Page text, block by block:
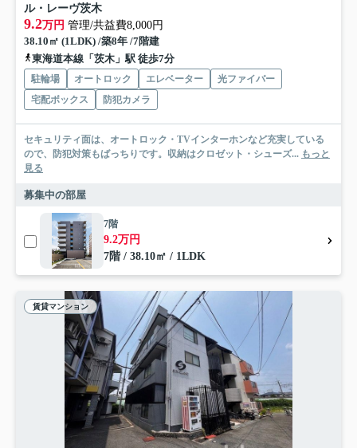
ル・レーヴ茨木
9.2万円 管理/共益費8,000円
38.10㎡ (1LDK) /築8年 /7階建
東海道本線「茨木」駅 徒歩7分
駐輪場 オートロック エレベーター
光ファイバー
宅配ボックス
防犯カメラ
セキュリティ面は、オートロック・TVインターホンなど充実している
ので、防犯対策もばっちりです。収納はクロゼット・シューズ... もっと
見る
募集中の部屋
7階
9.2万円
7階 / 38.10㎡ / 1LDK
賃貸マンション